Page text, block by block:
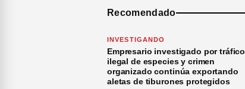
Recomendado
INVESTIGANDO
Empresario investigado por tráfico
ilegal de especies y crimen
organizado continúa exportando
aletas de tiburones protegidos